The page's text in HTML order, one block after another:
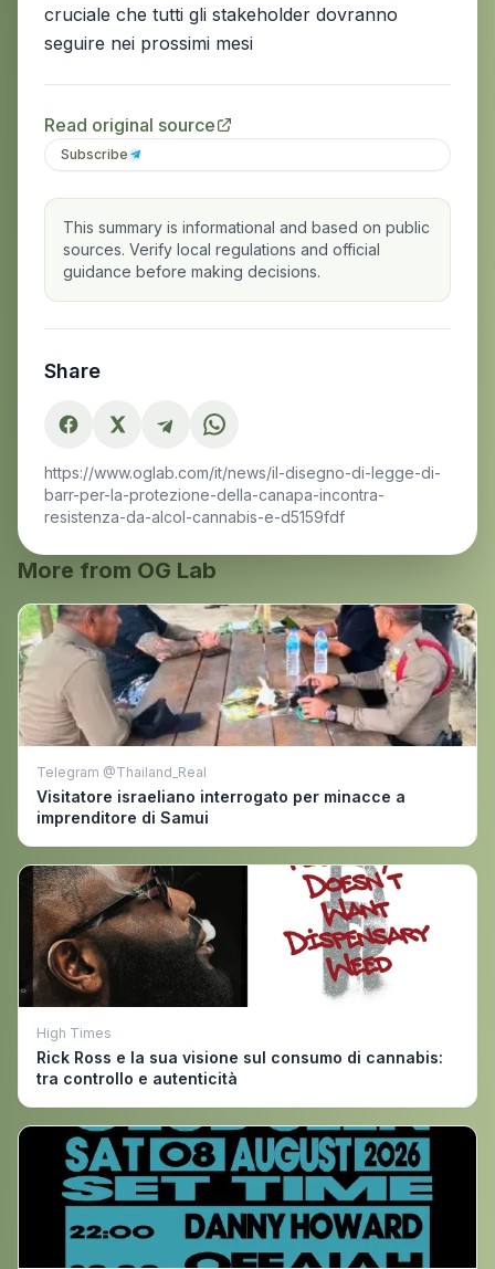
cruciale che tutti gli stakeholder dovranno
seguire nei prossimi mesi
Read original source
Subscribe
This summary is informational and based on public
sources. Verify local regulations and official
guidance before making decisions.
Share
https://www.oglab.com/it/news/il-disegno-di-legge-di-
barr-per-la-protezione-della-canapa-incontra-
resistenza-da-alcol-cannabis-e-d5159fdf
More from OG Lab
Telegram @Thailand_Real
Visitatore israeliano interrogato per minacce a
imprenditore di Samui
High Times
Rick Ross e la sua visione sul consumo di cannabis:
tra controllo e autenticità